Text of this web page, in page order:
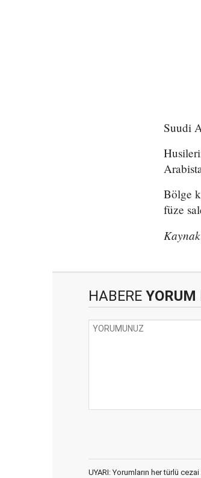
Suudi
Bölge
füze
HABERE YORUM
UYARI: Yorumların her türlü